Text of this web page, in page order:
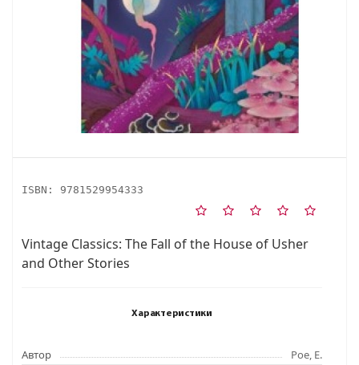
ISBN: 9781529954333
Vintage Classics: The Fall of the House of Usher
and Other Stories
Характеристики
Автор
Poe, E.